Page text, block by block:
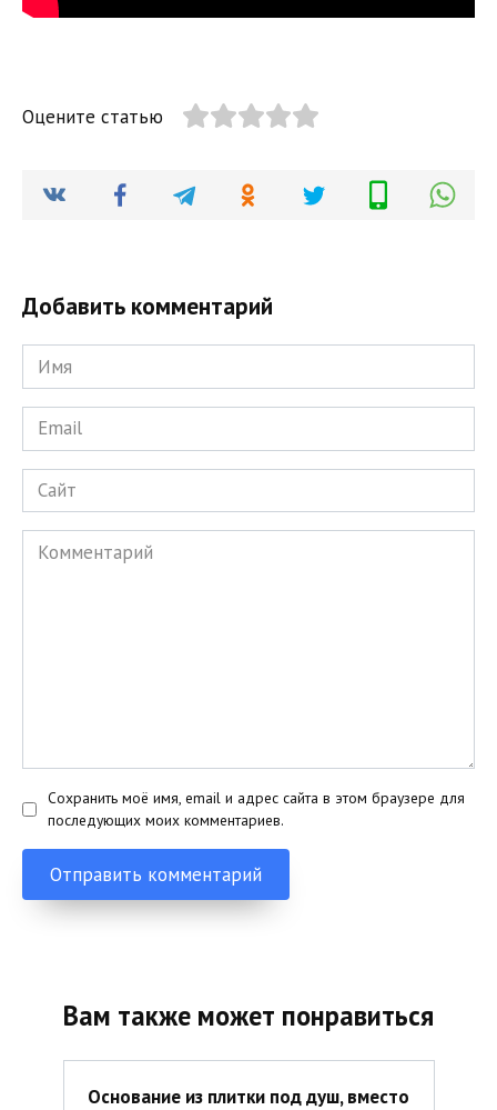
Оцените статью
Добавить комментарий
Имя
*
Email
*
Сайт
Комментарий
Сохранить моё имя, email и адрес сайта в этом браузере для
последующих моих комментариев.
Вам также может понравиться
Основание из плитки под душ, вместо